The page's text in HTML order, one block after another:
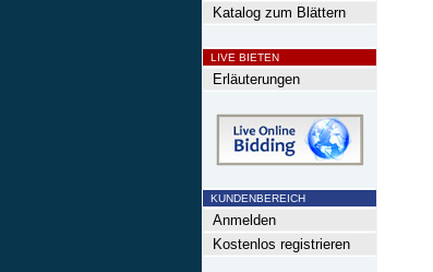
Katalog zum Blättern
LIVE BIETEN
Erläuterungen
KUNDENBEREICH
Anmelden
Kostenlos registrieren